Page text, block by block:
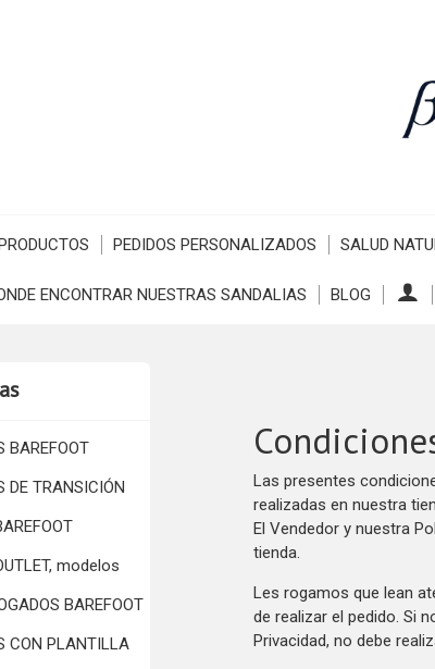
PEDIDOS PERSONALIZADOS SALUD
ENCONTRAR NUESTRAS SANDALIAS BLOG
BAREFOOT
DE TRANSICIÓN
modelos
BAREFOOT
CON PLANTILLA
Las presentes
realizadas en nuestra
El Vendedor y nuestra
tienda.
Les rogamos que lean
de realizar el pedido. Si
Privacidad, no debe